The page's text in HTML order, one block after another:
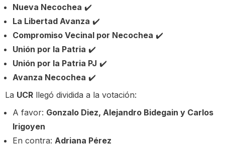
Nueva Necochea ✔️
La Libertad Avanza ✔️
Compromiso Vecinal por Necochea ✔️
Unión por la Patria ✔️
Unión por la Patria PJ ✔️
Avanza Necochea ✔️
La UCR llegó dividida a la votación:
A favor: Gonzalo Diez, Alejandro Bidegain y Carlos
Irigoyen
En contra: Adriana Pérez